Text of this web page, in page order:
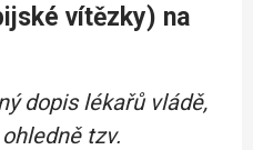
vítězky) na
dopis lékařů vládě,
tzv.